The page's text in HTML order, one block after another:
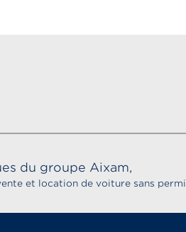
du groupe Aixam,
et location de voiture sans